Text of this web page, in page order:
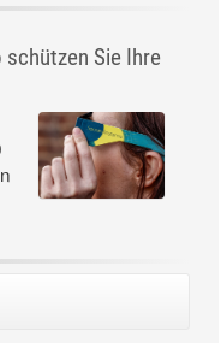
Sie Ihre